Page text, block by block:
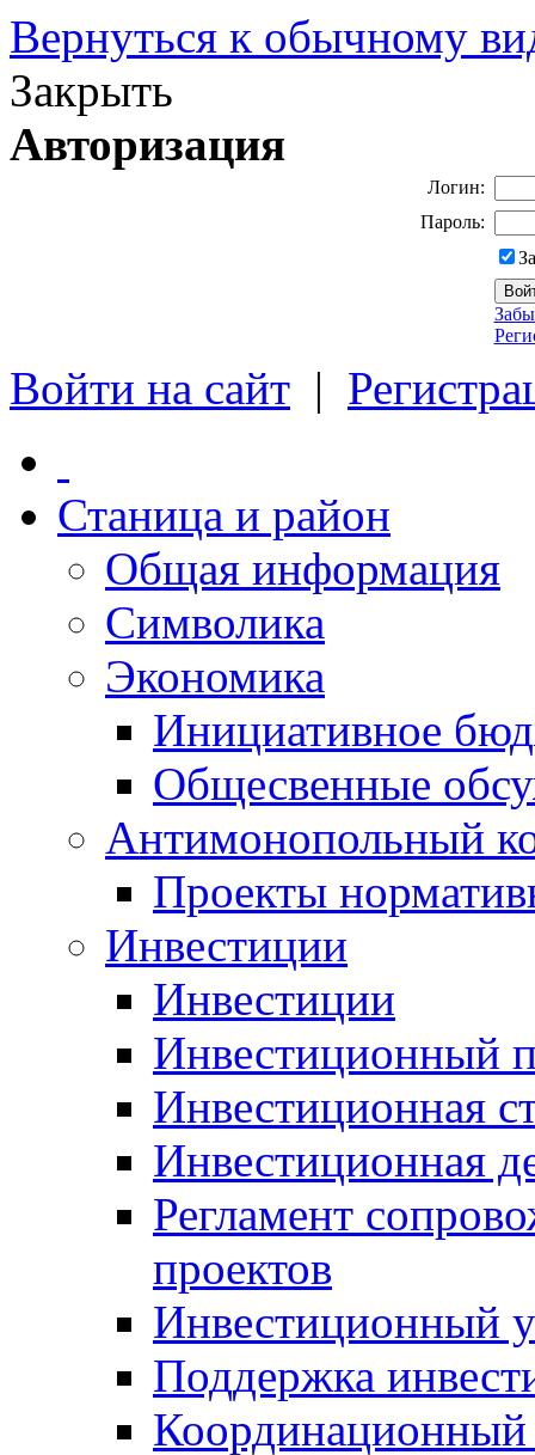
Вернуться к обычному
Закрыть
Авторизация
Логин:
Пароль:
Войти на сайт |
Станица и район
Общая информация
Символика
Экономика
Инициативное
Общесвенные
Антимонопольный
Проекты
Инвестиции
Инвестиции
Инвестиционный
Инвестиционная
Инвестиционная
Регламент
проектов
Инвестиционный
Поддержка
Координационный